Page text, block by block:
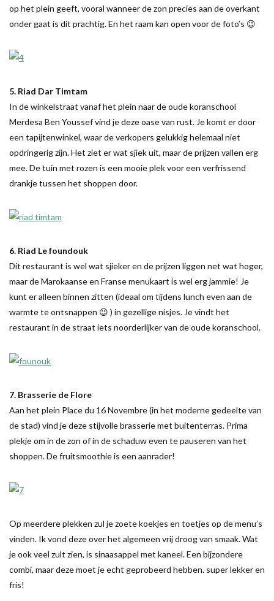
op het plein geeft, vooral wanneer de zon precies aan de overkant
onder gaat is dit prachtig. En het raam kan open voor de foto’s 😉
5. Riad Dar Timtam
In de winkelstraat vanaf het plein naar de oude koranschool
Merdesa Ben Youssef vind je deze oase van rust. Je komt er door
een tapijtenwinkel, waar de verkopers gelukkig helemaal niet
opdringerig zijn. Het ziet er wat sjiek uit, maar de prijzen vallen erg
mee. De tuin met rozen is een mooie plek voor een verfrissend
drankje tussen het shoppen door.
6. Riad Le foundouk
Dit restaurant is wel wat sjieker en de prijzen liggen net wat hoger,
maar de Marokaanse en Franse menukaart is wel erg jammie! Je
kunt er alleen binnen zitten (ideaal om tijdens lunch even aan de
warmte te ontsnappen 😉 ) in gezellige nisjes. Je vindt het
restaurant in de straat iets noorderlijker van de oude koranschool.
7. Brasserie de Flore
Aan het plein Place du 16 Novembre (in het moderne gedeelte van
de stad) vind je deze stijvolle brasserie met buitenterras. Prima
plekje om in de zon of in de schaduw even te pauseren van het
shoppen. De fruitsmoothie is een aanrader!
Op meerdere plekken zul je zoete koekjes en toetjes op de menu’s
vinden. Ik vond deze over het algemeen vrij droog van smaak. Wat
je ook veel zult zien, is sinaasappel met kaneel. Een bijzondere
combi, maar deze moet je echt geprobeerd hebben. super lekker en
fris!